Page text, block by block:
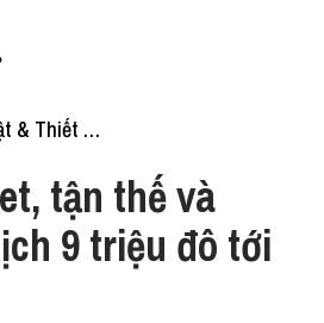
Nghệ Thuật & Thiết Kế
tận thế và
9 triệu đô tới